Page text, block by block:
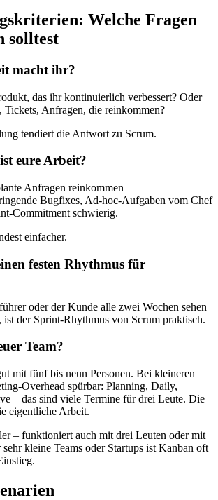
Welche Fragen
solltest
macht ihr?
das ihr kontinuierlich verbessert? Oder
Anfragen, die reinkommen?
tendiert die Antwort zu Scrum.
eure Arbeit?
Anfragen reinkommen –
Bugfixes, Ad-hoc-Aufgaben vom Chef
Commitment schwierig.
einfacher.
festen Rhythmus für
oder der Kunde alle zwei Wochen sehen
der Sprint-Rhythmus von Scrum praktisch.
Team?
mit fünf bis neun Personen. Bei kleineren
Overhead spürbar: Planning, Daily,
– das sind viele Termine für drei Leute. Die
eigentliche Arbeit.
– funktioniert auch mit drei Leuten oder mit
kleine Teams oder Startups ist Kanban oft